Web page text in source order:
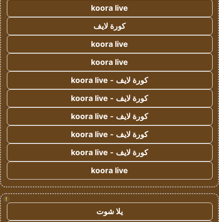
koora live
كورة لايف
koora live
koora live
كورة لايف - koora live
كورة لايف - koora live
كورة لايف - koora live
كورة لايف - koora live
كورة لايف - koora live
koora live
!
يلا شوت